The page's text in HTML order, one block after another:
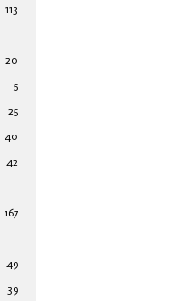
113
20
5
25
40
42
167
49
39